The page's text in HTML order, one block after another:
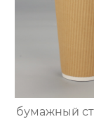
бумажный